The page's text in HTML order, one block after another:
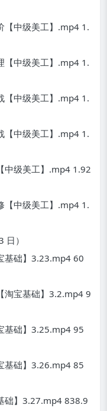
中级美工】.mp4 1.
中级美工】.mp4 1.
中级美工】.mp4 1.
中级美工】.mp4 1.
级美工】.mp4 1.92
中级美工】.mp4 1.
）
基础】3.23.mp4 60
宝基础】3.2.mp4 9
基础】3.25.mp4 95
基础】3.26.mp4 85
础】3.27.mp4 838.9